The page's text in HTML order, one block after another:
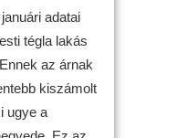
adatai
tégla lakás
az árnak
kiszámolt
ugye a